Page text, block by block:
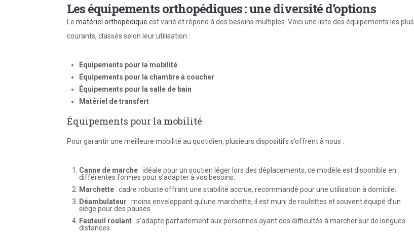
Les équipements orthopédiques : une diversité d’options
Le matériel orthopédique est varié et répond à des besoins multiples. Voici une liste des équipements les plus
courants, classés selon leur utilisation :
Équipements pour la mobilité
Équipements pour la chambre à coucher
Équipements pour la salle de bain
Matériel de transfert
Équipements pour la mobilité
Pour garantir une meilleure mobilité au quotidien, plusieurs dispositifs s’offrent à nous :
Canne de marche : idéale pour un soutien léger lors des déplacements, ce modèle est disponible en
différentes formes pour s’adapter à vos besoins.
Marchette : cadre robuste offrant une stabilité accrue, recommandé pour une utilisation à domicile.
Déambulateur : moins enveloppant qu’une marchette, il est muni de roulettes et souvent équipé d’un
siège pour des pauses.
Fauteuil roulant : s’adapte parfaitement aux personnes ayant des difficultés à marcher sur de longues
distances.